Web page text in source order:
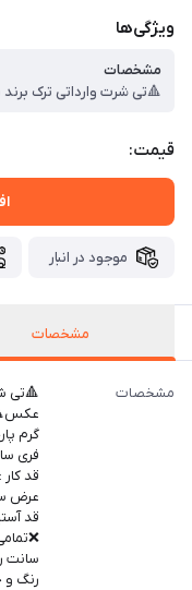
ویژگی‌ها
مشخصات
قیمت:
موجود در انبار
مشخصات
مشخصات
🔺تی
گرم
فری
قد کار : 67
عرض
قد
سانت
رنگ و